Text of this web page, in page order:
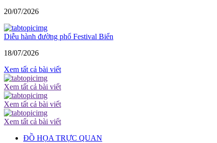
20/07/2026
Diễu hành đường phố Festival Biển
18/07/2026
Xem tất cả bài viết
Xem tất cả bài viết
Xem tất cả bài viết
Xem tất cả bài viết
ĐỒ HỌA TRỰC QUAN